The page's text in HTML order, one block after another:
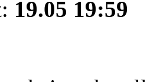
19.05 19:59